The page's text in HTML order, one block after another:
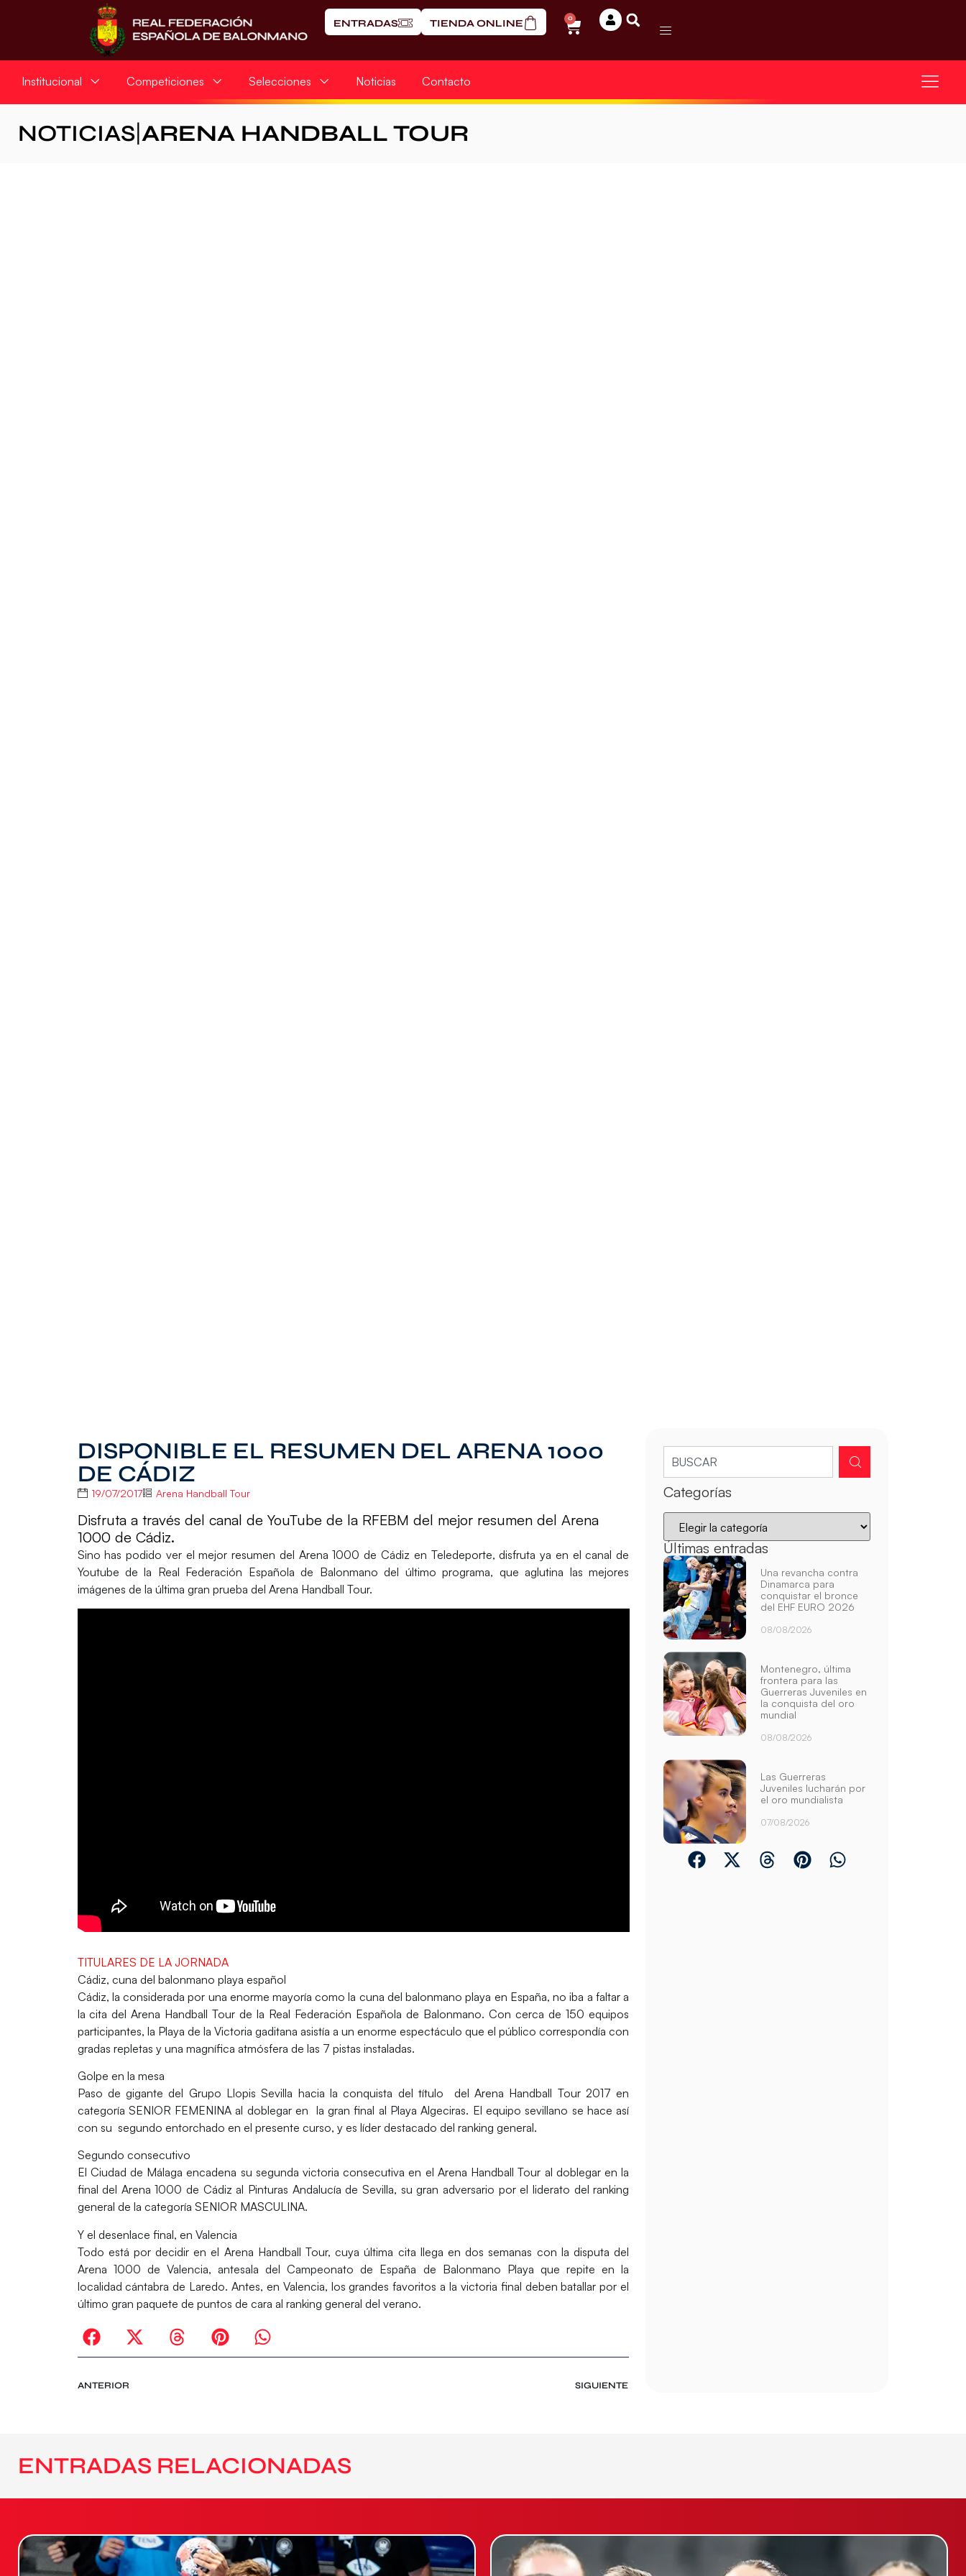
ENTRADAS TIENDA ONLINE 0
Institucional Competiciones Selecciones Noticias Contacto
NOTICIAS ARENA HANDBALL TOUR
DISPONIBLE EL RESUMEN DEL ARENA 1000
DE CÁDIZ
19/07/2017 Arena Handball Tour
Disfruta a través del canal de YouTube de la RFEBM del mejor resumen del Arena
1000 de Cádiz.
Sino has podido ver el mejor resumen del Arena 1000 de Cádiz en Teledeporte, disfruta ya en el canal de
Youtube de la Real Federación Española de Balonmano del último programa, que aglutina las mejores
imágenes de la última gran prueba del Arena Handball Tour.
TITULARES DE LA JORNADA
Cádiz, cuna del balonmano playa español
Cádiz, la considerada por una enorme mayoría como la cuna del balonmano playa en España, no iba a faltar a
la cita del Arena Handball Tour de la Real Federación Española de Balonmano. Con cerca de 150 equipos
participantes, la Playa de la Victoria gaditana asistía a un enorme espectáculo que el público correspondía con
gradas repletas y una magnífica atmósfera de las 7 pistas instaladas.
Golpe en la mesa
Paso de gigante del Grupo Llopis Sevilla hacia la conquista del título del Arena Handball Tour 2017 en
categoría SENIOR FEMENINA al doblegar en la gran final al Playa Algeciras. El equipo sevillano se hace así
con su segundo entorchado en el presente curso, y es líder destacado del ranking general.
Segundo consecutivo
El Ciudad de Málaga encadena su segunda victoria consecutiva en el Arena Handball Tour al doblegar en la
final del Arena 1000 de Cádiz al Pinturas Andalucía de Sevilla, su gran adversario por el liderato del ranking
general de la categoría SENIOR MASCULINA.
Y el desenlace final, en Valencia
Todo está por decidir en el Arena Handball Tour, cuya última cita llega en dos semanas con la disputa del
Arena 1000 de Valencia, antesala del Campeonato de España de Balonmano Playa que repite en la
localidad cántabra de Laredo. Antes, en Valencia, los grandes favoritos a la victoria final deben batallar por el
último gran paquete de puntos de cara al ranking general del verano.
ANTERIOR SIGUIENTE
Categorías
Últimas entradas
Una revancha contra
Dinamarca para
conquistar el bronce
del EHF EURO 2026
08/08/2026
Montenegro, última
frontera para las
Guerreras Juveniles en
la conquista del oro
mundial
08/08/2026
Las Guerreras
Juveniles lucharán por
el oro mundialista
07/08/2026
ENTRADAS RELACIONADAS